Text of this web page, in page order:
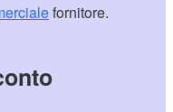
fornitore.